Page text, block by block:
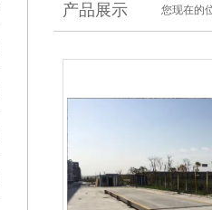
产品展示 您现在的